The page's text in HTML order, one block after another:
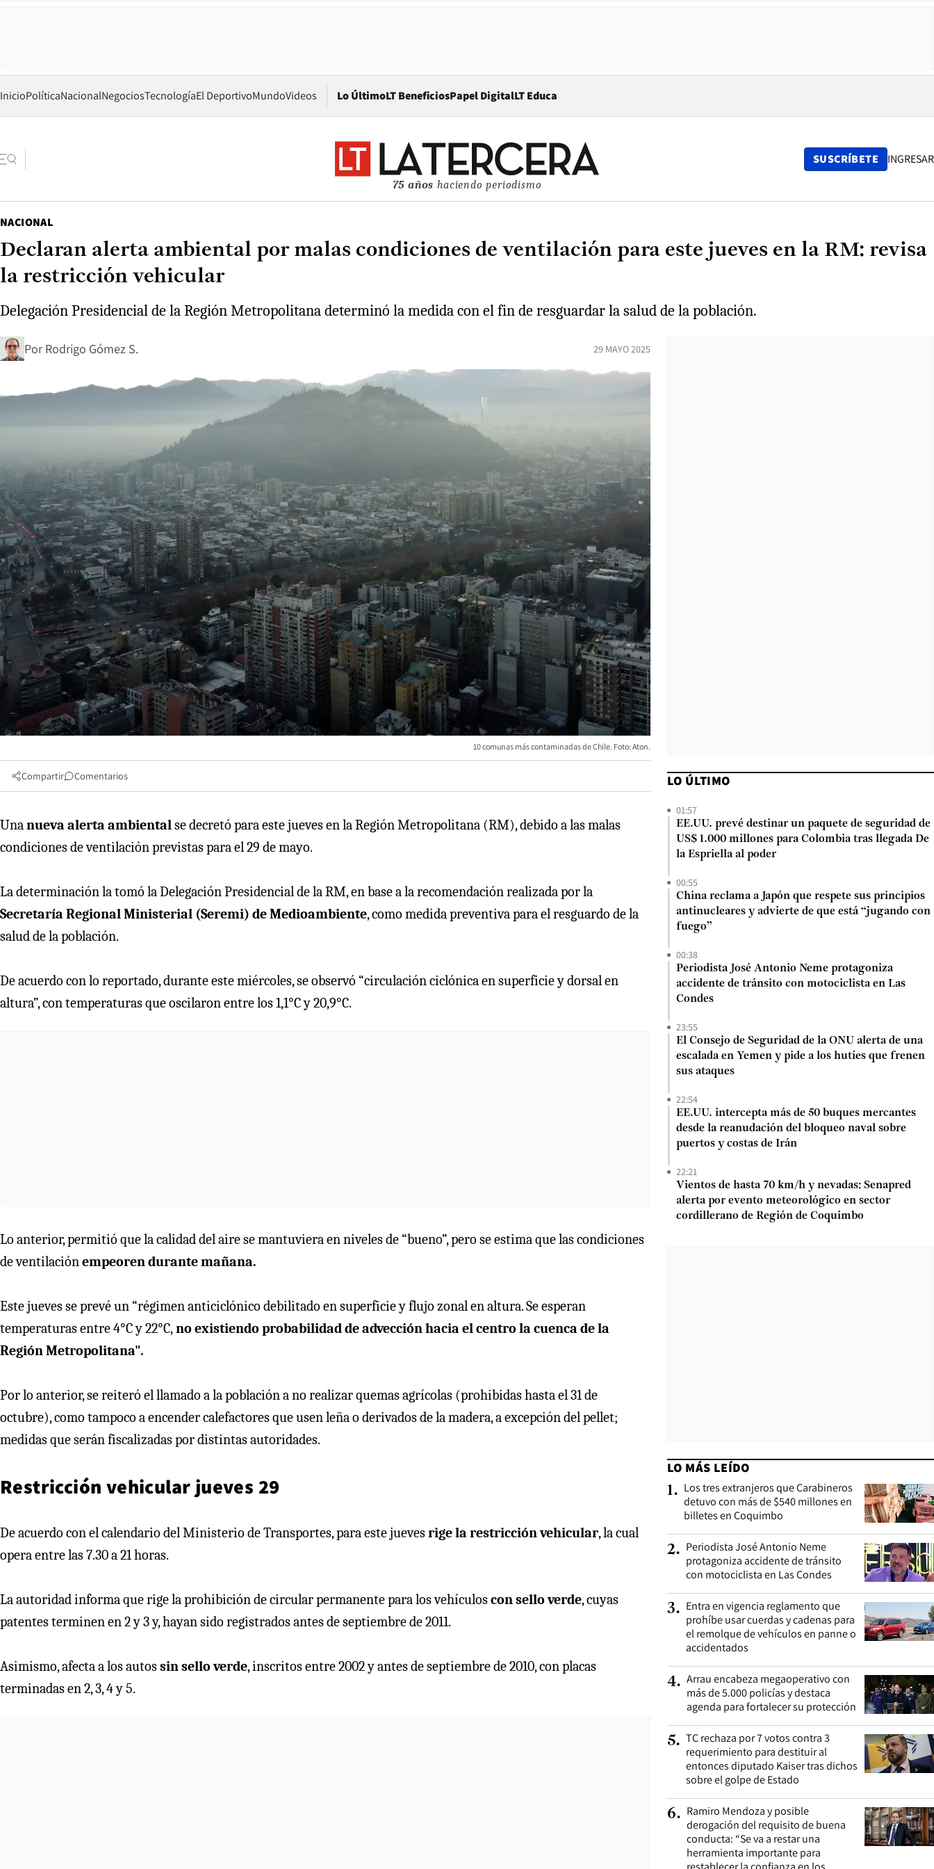
InicioPolíticaNacionalNegociosTecnologíaEl DeportivoMundoVideos Lo ÚltimoLT BeneficiosPapel DigitalOpens in new window
LT Educa
75 años haciendo periodismo
SUSCRÍBETE INGRESAR
NACIONAL
Declaran alerta ambiental por malas condiciones de ventilación para este jueves en la RM: revisa
la restricción vehicular
Delegación Presidencial de la Región Metropolitana determinó la medida con el fin de resguardar la salud de la población.
Por Rodrigo Gómez S. 29 MAYO 2025
10 comunas más contaminadas de Chile. Foto: Aton.
Compartir Comentarios
Unanueva alerta ambientalse decretó para este jueves en la Región Metropolitana (RM), debido a las malas
condiciones de ventilación previstas para el 29 de mayo.
La determinación la tomó la Delegación Presidencial de la RM, en base a la recomendación realizada por la
Secretaría Regional Ministerial (Seremi) de Medioambiente, como medida preventiva para el resguardo de la
salud de la población.
De acuerdo con lo reportado, durante este miércoles, se observó “circulación ciclónica en superficie y dorsal en
altura”, con temperaturas que oscilaron entre los 1,1°C y 20,9°C.
Lo anterior, permitió que la calidad del aire se mantuviera en niveles de “bueno”, pero se estima que las condiciones
de ventilaciónempeoren durante mañana.
Este jueves se prevé un “régimen anticiclónico debilitado en superficie y flujo zonal en altura. Se esperan
temperaturas entre 4°C y 22°C,no existiendo probabilidad de advección hacia el centro la cuenca de la
Región Metropolitana".
Por lo anterior, se reiteró el llamado a la población a no realizar quemas agrícolas (prohibidas hasta el 31 de
octubre), como tampoco a encender calefactores que usen leña o derivados de la madera, a excepción del pellet;
medidas que serán fiscalizadas por distintas autoridades.
Restricción vehicular jueves 29
De acuerdo con el calendario del Ministerio de Transportes, para este juevesrige la restricción vehicular, la cual
opera entre las 7.30 a 21 horas.
La autoridad informa que rige la prohibición de circular permanente para los vehículoscon sello verde, cuyas
patentes terminen en 2 y 3 y, hayan sido registrados antes de septiembre de 2011.
Asimismo, afecta a los autossin sello verde, inscritos entre 2002 y antes de septiembre de 2010, con placas
terminadas en 2, 3, 4 y 5.
LO ÚLTIMO
01:57
EE.UU. prevé destinar un paquete de seguridad de
US$ 1.000 millones para Colombia tras llegada De
la Espriella al poder
00:55
China reclama a Japón que respete sus principios
antinucleares y advierte de que está “jugando con
fuego”
00:38
Periodista José Antonio Neme protagoniza
accidente de tránsito con motociclista en Las
Condes
23:55
El Consejo de Seguridad de la ONU alerta de una
escalada en Yemen y pide a los hutíes que frenen
sus ataques
22:54
EE.UU. intercepta más de 50 buques mercantes
desde la reanudación del bloqueo naval sobre
puertos y costas de Irán
22:21
Vientos de hasta 70 km/h y nevadas: Senapred
alerta por evento meteorológico en sector
cordillerano de Región de Coquimbo
LO MÁS LEÍDO
1. Los tres extranjeros que Carabineros
detuvo con más de $540 millones en
billetes en Coquimbo
2. Periodista José Antonio Neme
protagoniza accidente de tránsito
con motociclista en Las Condes
3. Entra en vigencia reglamento que
prohíbe usar cuerdas y cadenas para
el remolque de vehículos en panne o
accidentados
4. Arrau encabeza megaoperativo con
más de 5.000 policías y destaca
agenda para fortalecer su protección
5. TC rechaza por 7 votos contra 3
requerimiento para destituir al
entonces diputado Kaiser tras dichos
sobre el golpe de Estado
6. Ramiro Mendoza y posible
derogación del requisito de buena
conducta: “Se va a restar una
herramienta importante para